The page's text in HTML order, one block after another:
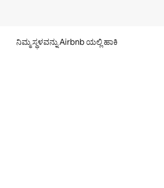
ನಿಮ್ಮ ಸ್ಥಳವನ್ನು Airbnb ಯಲ್ಲಿ ಹಾಕಿ